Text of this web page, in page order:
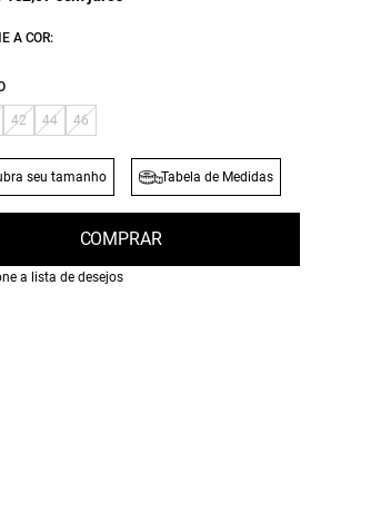
A COR:
42 44 46
seu tamanho Tabela de Medidas
COMPRAR
a lista de desejos